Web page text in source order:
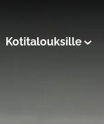
Kotitalouksille